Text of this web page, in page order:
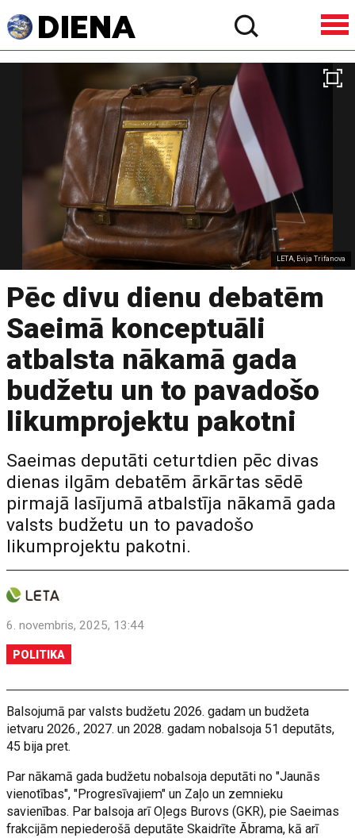
LETA, Evija Trifanova
Pēc divu dienu debatēm
Saeimā konceptuāli
atbalsta nākamā gada
budžetu un to pavadošo
likumprojektu pakotni
Saeimas deputāti ceturtdien pēc divas
dienas ilgām debatēm ārkārtas sēdē
pirmajā lasījumā atbalstīja nākamā gada
valsts budžetu un to pavadošo
likumprojektu pakotni.
6. novembris, 2025, 13:44
POLITIKA
Balsojumā par valsts budžetu 2026. gadam un budžeta
ietvaru 2026., 2027. un 2028. gadam nobalsoja 51 deputāts,
45 bija pret.
Par nākamā gada budžetu nobalsoja deputāti no "Jaunās
vienotības", "Progresīvajiem" un Zaļo un zemnieku
savienības. Par balsoja arī Oļegs Burovs (GKR), pie Saeimas
frakcijām nepiederošā deputāte Skaidrīte Ābrama, kā arī